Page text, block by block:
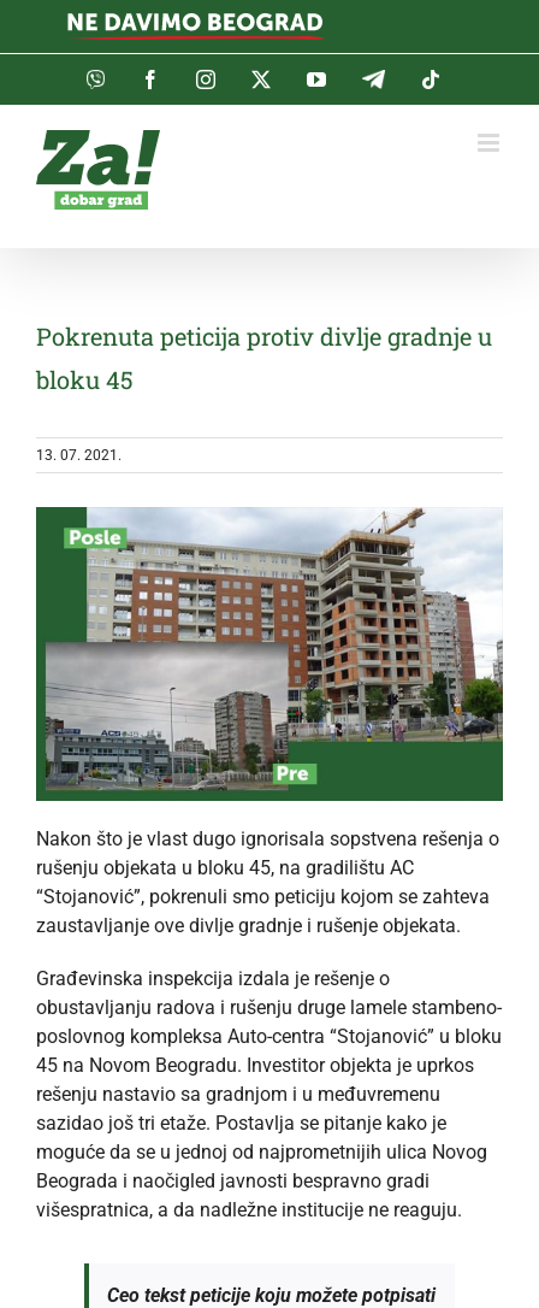
Viber FacebookInstagramTwitterYouTubeTelegram
Pokrenuta peticija protiv divlje gradnje u
bloku 45
13. 07. 2021.
Nakon što je vlast dugo ignorisala sopstvena rešenja o
rušenju objekata u bloku 45, na gradilištu AC
“Stojanović”, pokrenuli smo peticiju kojom se zahteva
zaustavljanje ove divlje gradnje i rušenje objekata.
Građevinska inspekcija izdala je rešenje o
obustavljanju radova i rušenju druge lamele stambeno-
poslovnog kompleksa Auto-centra “Stojanović” u bloku
45 na Novom Beogradu. Investitor objekta je uprkos
rešenju nastavio sa gradnjom i u međuvremenu
sazidao još tri etaže. Postavlja se pitanje kako je
moguće da se u jednoj od najprometnijih ulica Novog
Beograda i naočigled javnosti bespravno gradi
višespratnica, a da nadležne institucije ne reaguju.
Ceo tekst peticije koju možete potpisati